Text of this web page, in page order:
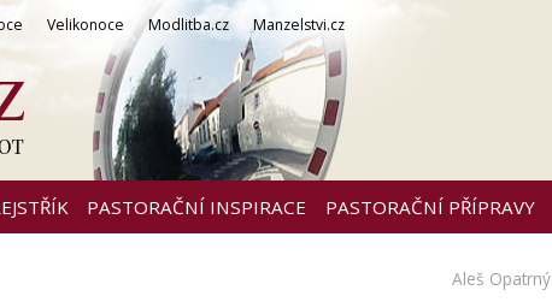
Velikonoce Modlitba.cz Manzelstvi.cz
PASTORAČNÍ INSPIRACE PASTORAČNÍ PŘÍPRAVY
Aleš Opatrný